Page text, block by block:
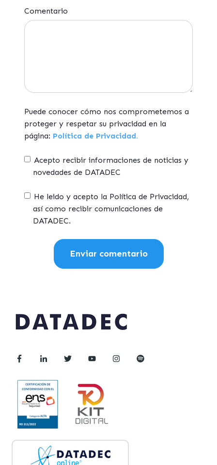
Comentario
Puede conocer cómo nos comprometemos a
proteger y respetar su privacidad en la
página: Política de Privacidad.
Acepto recibir informaciones de noticias y
novedades de DATADEC
He leido y acepto la Política de Privacidad,
así como recibir comunicaciones de
DATADEC.